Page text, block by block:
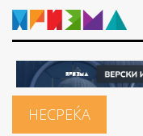
НЕСРЕЌА